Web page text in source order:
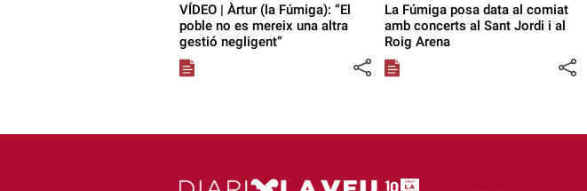
VÍDEO | Àrtur (la Fúmiga): “El
poble no es mereix una altra
gestió negligent”
La Fúmiga posa data al comiat
amb concerts al Sant Jordi i al
Roig Arena